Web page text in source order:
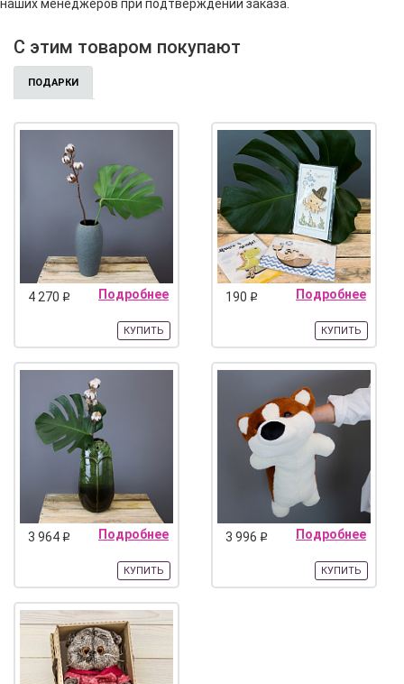
наших менеджеров при подтверждении заказа.
С этим товаром покупают
ПОДАРКИ
4 270 q Подробнее
КУПИТЬ
190 q Подробнее
КУПИТЬ
3 964 q Подробнее
КУПИТЬ
3 996 q Подробнее
КУПИТЬ